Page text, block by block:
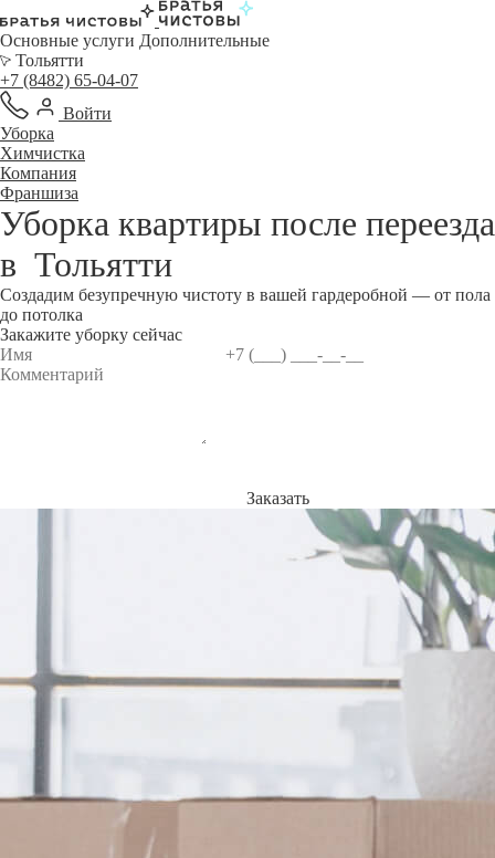
Основные услуги Дополнительные
Тольятти
+7 (8482) 65-04-07
Войти
Уборка
Химчистка
Компания
Франшиза
Уборка квартиры после переезда
в Тольятти
Создадим безупречную чистоту в вашей гардеробной — от пола
до потолка
Закажите уборку сейчас
Заказать